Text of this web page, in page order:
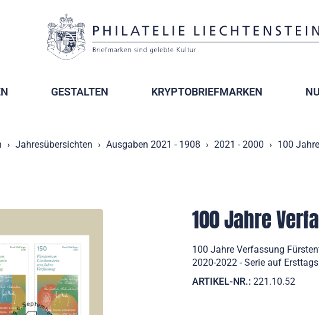
GESTALTEN KRYPTOBRIEFMARKEN
Jahresübersichten Ausgaben 2021 - 1908 2021 - 2000 100
100 Jahre
100 Jahre Verfassung
2020-2022 - Serie auf
ARTIKEL-NR.: 221.10.52